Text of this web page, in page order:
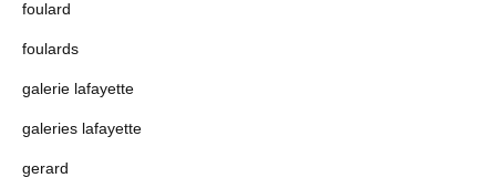
foulard
foulards
galerie lafayette
galeries lafayette
gerard